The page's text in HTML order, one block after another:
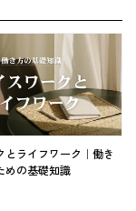
とライフワーク｜働き
めの基礎知識